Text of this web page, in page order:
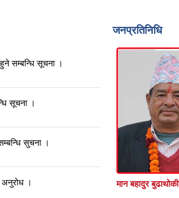
सम्बन्धि सूचना ।
सूचना ।
सुचना ।
अनुरोध ।
जनप्रतिनिधि
मान बहादुर बुढाथाेकी